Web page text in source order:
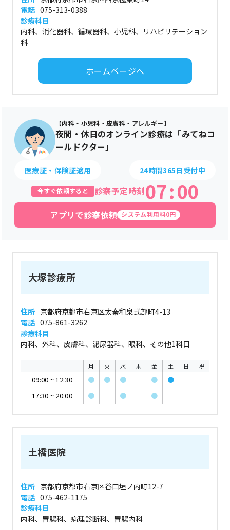
電話 075-313-0388
診療科目
内科、消化器科、循環器科、小児科、リハビリテーション
科
ホームページへ
【内科・小児科・皮膚科・アレルギー】
夜間・休日のオンライン診療は「みてねコ
ールドクター」
医療証・保険証適用 24時間365日受付中
今すぐ依頼すると 診察予定時刻07:00
アプリで診察依頼 システム利用料0円
大塚診療所
住所 京都府京都市右京区太秦和泉式部町4-13
電話 075-861-3262
診療科目
内科、外科、皮膚科、泌尿器科、眼科、その他1科目
月 火 水 木 金 土 日 祝
09:00 ~12:30 ● ● ● ●
●
17:30 ~ 20:00 ● ● ●
土橋医院
住所 京都府京都市右京区谷口垣ノ内町12-7
電話 075-462-1175
診療科目
内科、胃腸科、病理診断科、胃腸内科